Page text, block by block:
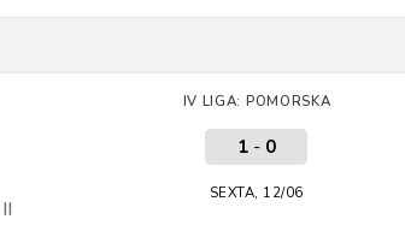
IV LIGA: POMORSKA
1- 0
SEXTA, 12/06